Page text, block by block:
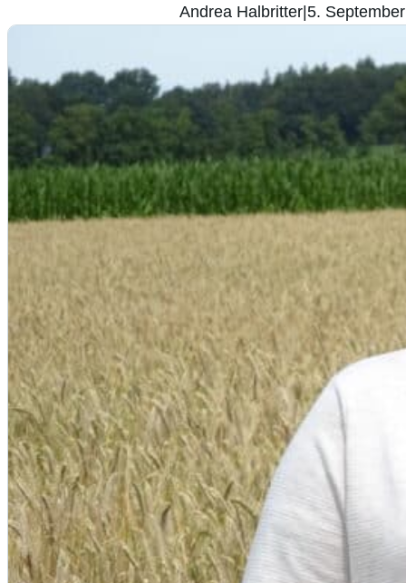
Andrea Halbritter|5.